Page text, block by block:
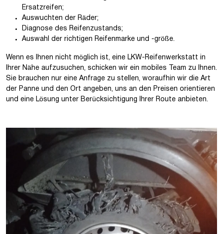
Ersatzreifen;
Auswuchten der Räder;
Diagnose des Reifenzustands;
Auswahl der richtigen Reifenmarke und -größe.
Wenn es Ihnen nicht möglich ist, eine LKW-Reifenwerkstatt in
Ihrer Nähe aufzusuchen, schicken wir ein mobiles Team zu Ihnen.
Sie brauchen nur eine Anfrage zu stellen, woraufhin wir die Art
der Panne und den Ort angeben, uns an den Preisen orientieren
und eine Lösung unter Berücksichtigung Ihrer Route anbieten.